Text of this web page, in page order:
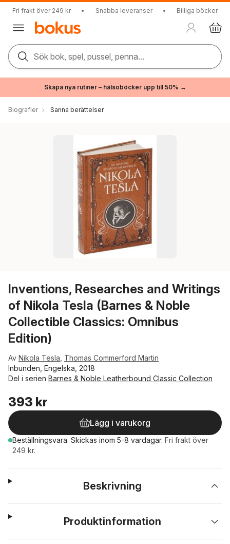
Fri frakt över 249 kr • Snabba leveranser • Billiga böcker
Sök bok, spel, pussel, penna...
Skapa nya rutiner – hälsoböcker upp till 50% →
Biografier Sanna berättelser
Inventions, Researches and Writings
of Nikola Tesla (Barnes & Noble
Collectible Classics: Omnibus
Edition)
Av Nikola Tesla Thomas Commerford Martin
Inbunden, Engelska, 2018
Del i serien Barnes & Noble Leatherbound Classic Collection
393 kr
Lägg i varukorg
Beställningsvara. Skickas inom 5-8 vardagar. Fri frakt över
249 kr.
Beskrivning
Produktinformation